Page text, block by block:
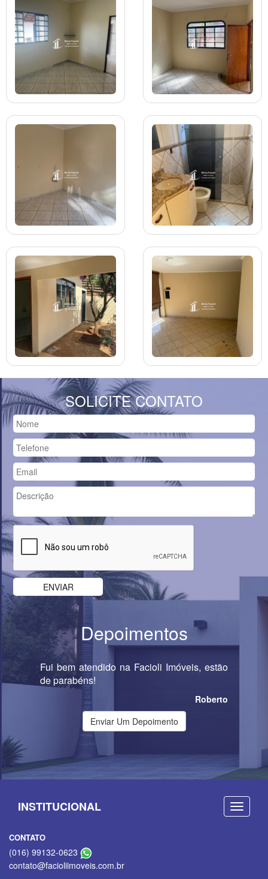
SOLICITE CONTATO
Depoimentos
Fui bem atendido na Facioli Imóveis, estão
de parabéns!
Roberto
Enviar Um Depoimento
INSTITUCIONAL
CONTATO
(016) 99132-0623
contato@facioliimoveis.com.br